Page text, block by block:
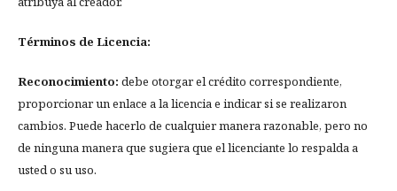
Términos de Licencia:
Reconocimiento: debe otorgar el crédito correspondiente,
proporcionar un enlace a la licencia e indicar si se realizaron
cambios. Puede hacerlo de cualquier manera razonable, pero no
de ninguna manera que sugiera que el licenciante lo respalda a
usted o su uso.